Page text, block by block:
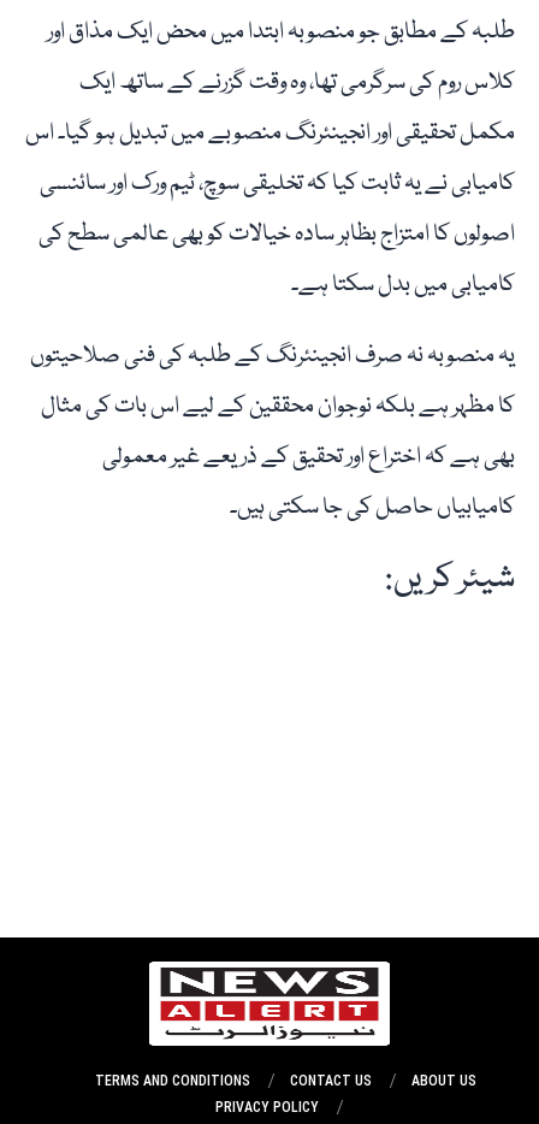
طلبہ کے مطابق جو منصوبہ ابتدا میں محض ایک مذاق اور
کلاس روم کی سرگرمی تھا، وہ وقت گزرنے کے ساتھ ایک
مکمل تحقیقی اور انجینئرنگ منصوبے میں تبدیل ہو گیا۔ اس
کامیابی نے یہ ثابت کیا کہ تخلیقی سوچ، ٹیم ورک اور سائنسی
اصولوں کا امتزاج بظاہر سادہ خیالات کو بھی عالمی سطح کی
کامیابی میں بدل سکتا ہے۔
یہ منصوبہ نہ صرف انجینئرنگ کے طلبہ کی فنی صلاحیتوں
کا مظہر ہے بلکہ نوجوان محققین کے لیے اس بات کی مثال
بھی ہے کہ اختراع اور تحقیق کے ذریعے غیر معمولی
کامیابیاں حاصل کی جا سکتی ہیں۔
شیئر کریں:
ABOUT US
CONTACT US
TERMS AND CONDITIONS
PRIVACY POLICY